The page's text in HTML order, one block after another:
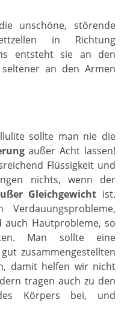
unschöne, störende
in Richtung
entsteht sie an den
an den Armen
sollte man nie die
außer Acht lassen!
Flüssigkeit und
nichts, wenn der
Gleichgewicht ist.
auch Hautprobleme, so
Man sollte eine
zusammengestellten
damit helfen wir nicht
tragen auch zu den
des Körpers bei, und